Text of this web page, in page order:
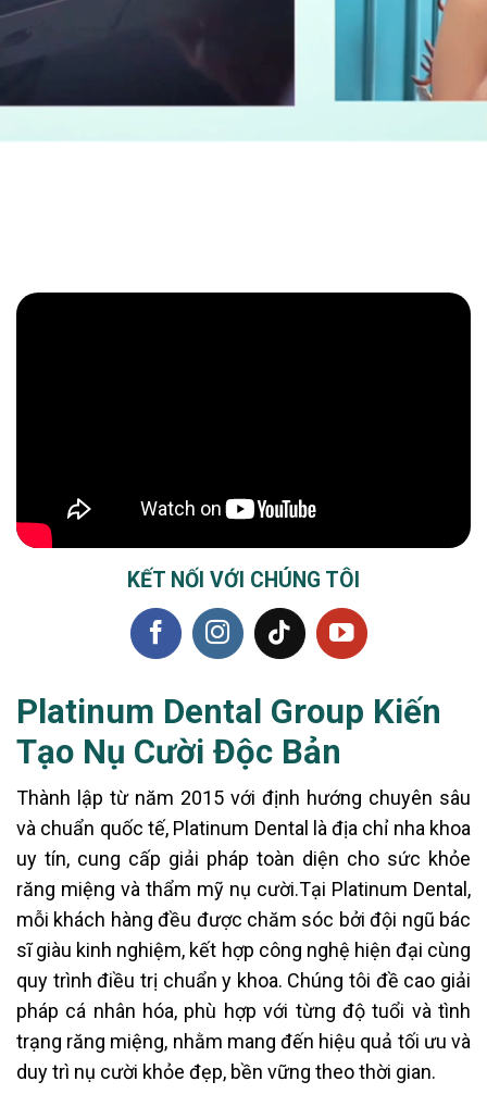
KẾT NỐI VỚI CHÚNG TÔI
Platinum Dental Group Kiến
Tạo Nụ Cười Độc Bản
Thành lập từ năm 2015 với định hướng chuyên sâu
và chuẩn quốc tế, Platinum Dental là địa chỉ nha khoa
uy tín, cung cấp giải pháp toàn diện cho sức khỏe
răng miệng và thẩm mỹ nụ cười.Tại Platinum Dental,
mỗi khách hàng đều được chăm sóc bởi đội ngũ bác
sĩ giàu kinh nghiệm, kết hợp công nghệ hiện đại cùng
quy trình điều trị chuẩn y khoa. Chúng tôi đề cao giải
pháp cá nhân hóa, phù hợp với từng độ tuổi và tình
trạng răng miệng, nhằm mang đến hiệu quả tối ưu và
duy trì nụ cười khỏe đẹp, bền vững theo thời gian.